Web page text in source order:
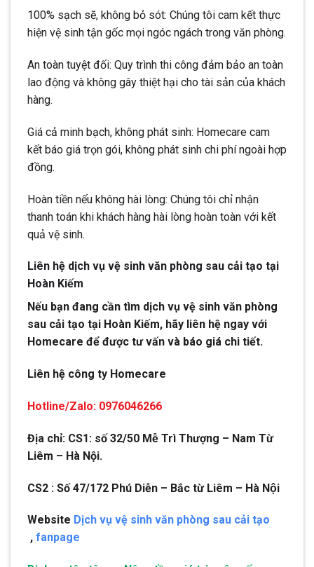
100% sạch sẽ, không bỏ sót: Chúng tôi cam kết thực
hiện vệ sinh tận gốc mọi ngóc ngách trong văn phòng.
An toàn tuyệt đối: Quy trình thi công đảm bảo an toàn
lao động và không gây thiệt hại cho tài sản của khách
hàng.
Giá cả minh bạch, không phát sinh: Homecare cam
kết báo giá trọn gói, không phát sinh chi phí ngoài hợp
đồng.
Hoàn tiền nếu không hài lòng: Chúng tôi chỉ nhận
thanh toán khi khách hàng hài lòng hoàn toàn với kết
quả vệ sinh.
Liên hệ dịch vụ vệ sinh văn phòng sau cải tạo tại
Hoàn Kiếm
Nếu bạn đang cần tìm dịch vụ vệ sinh văn phòng
sau cải tạo tại Hoàn Kiếm, hãy liên hệ ngay với
Homecare để được tư vấn và báo giá chi tiết.
Liên hệ công ty Homecare
Hotline/Zalo: 0976046266
Địa chỉ: CS1: số 32/50 Mễ Trì Thượng – Nam Từ
Liêm – Hà Nội.
CS2 : Số 47/172 Phú Diễn – Bắc từ Liêm – Hà Nội
Website Dịch vụ vệ sinh văn phòng sau cải tạo
, fanpage